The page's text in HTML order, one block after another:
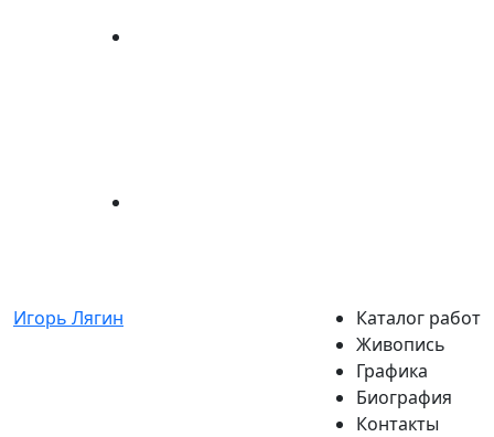
Игорь Лягин
Каталог работ
Живопись
Графика
Биография
Контакты